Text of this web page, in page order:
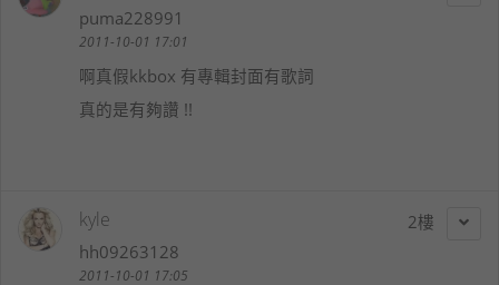
puma228991
2011-10-01 17:01
啊真假kkbox 有專輯封面有歌詞
真的是有夠讚 !!
2
kyle
hh09263128
2011-10-01 17:05